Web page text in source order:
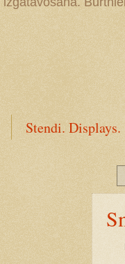
Stendi. Displays.